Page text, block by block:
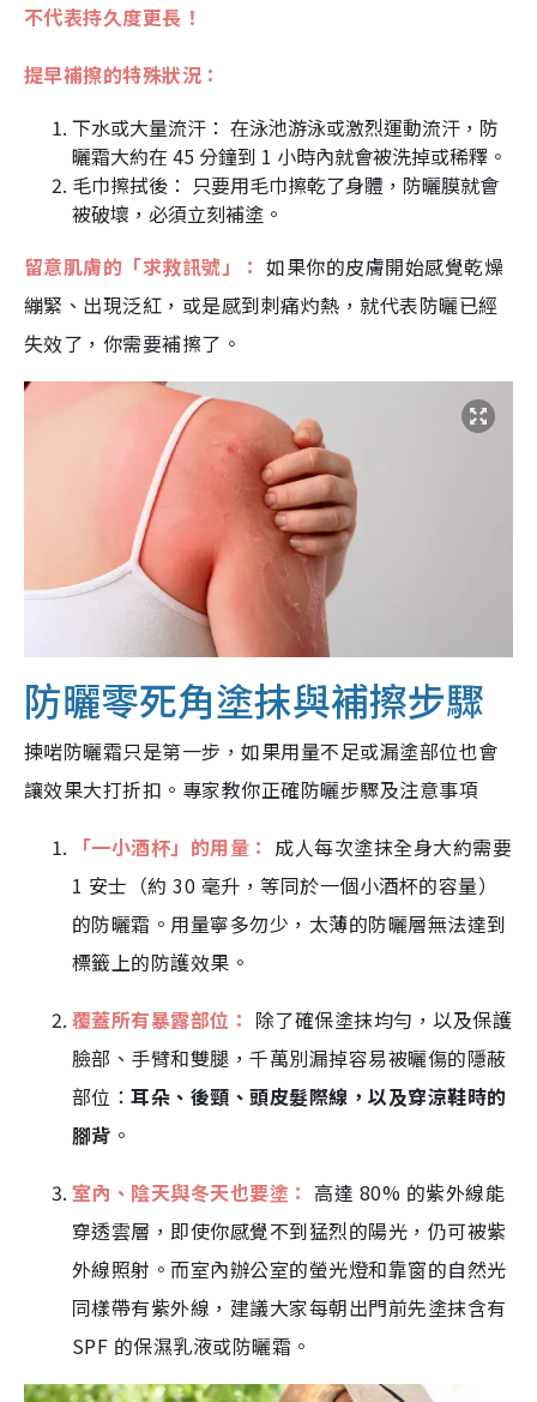
不代表持久度更長！
提早補擦的特殊狀況：
下水或大量流汗： 在泳池游泳或激烈運動流汗，防
曬霜大約在 45 分鐘到 1 小時內就會被洗掉或稀釋。
毛巾擦拭後： 只要用毛巾擦乾了身體，防曬膜就會
被破壞，必須立刻補塗。
留意肌膚的「求救訊號」： 如果你的皮膚開始感覺乾燥
繃緊、出現泛紅，或是感到刺痛灼熱，就代表防曬已經
失效了，你需要補擦了。
防曬零死角塗抹與補擦步驟
揀啱防曬霜只是第一步，如果用量不足或漏塗部位也會
讓效果大打折扣。專家教你正確防曬步驟及注意事項
「一小酒杯」的用量： 成人每次塗抹全身大約需要
1 安士（約 30 毫升，等同於一個小酒杯的容量）
的防曬霜。用量寧多勿少，太薄的防曬層無法達到
標籤上的防護效果。
覆蓋所有暴露部位： 除了確保塗抹均勻，以及保護
臉部、手臂和雙腿，千萬別漏掉容易被曬傷的隱蔽
部位：耳朵、後頸、頭皮髮際線，以及穿涼鞋時的
腳背 。
室內、陰天與冬天也要塗： 高達 80% 的紫外線能
穿透雲層，即使你感覺不到猛烈的陽光，仍可被紫
外線照射。而室內辦公室的螢光燈和靠窗的自然光
同樣帶有紫外線，建議大家每朝出門前先塗抹含有
SPF 的保濕乳液或防曬霜。